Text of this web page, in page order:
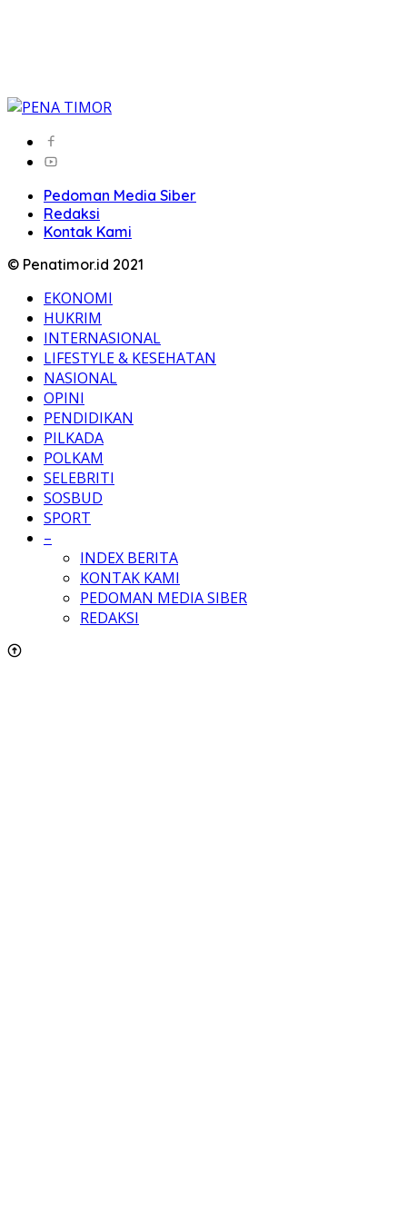
Pedoman Media Siber
Redaksi
Kontak Kami
© Penatimor.id 2021
EKONOMI
HUKRIM
INTERNASIONAL
LIFESTYLE & KESEHATAN
NASIONAL
OPINI
PENDIDIKAN
PILKADA
POLKAM
SELEBRITI
SOSBUD
SPORT
–
INDEX BERITA
KONTAK KAMI
PEDOMAN MEDIA SIBER
REDAKSI